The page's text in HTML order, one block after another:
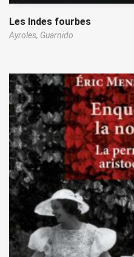
Les Indes fourbes
Ayroles, Guarnido